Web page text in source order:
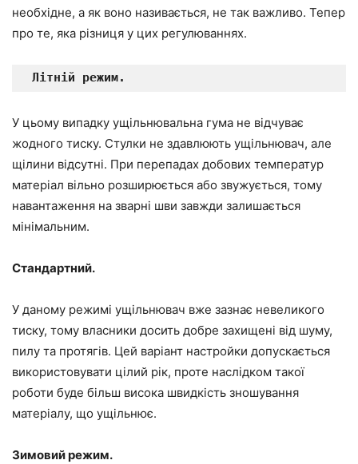
необхідне, а як воно називається, не так важливо. Тепер
про те, яка різниця у цих регулюваннях.
Літній режим.
У цьому випадку ущільнювальна гума не відчуває
жодного тиску. Стулки не здавлюють ущільнювач, але
щілини відсутні. При перепадах добових температур
матеріал вільно розширюється або звужується, тому
навантаження на зварні шви завжди залишається
мінімальним.
Стандартний.
У даному режимі ущільнювач вже зазнає невеликого
тиску, тому власники досить добре захищені від шуму,
пилу та протягів. Цей варіант настройки допускається
використовувати цілий рік, проте наслідком такої
роботи буде більш висока швидкість зношування
матеріалу, що ущільнює.
Зимовий режим.